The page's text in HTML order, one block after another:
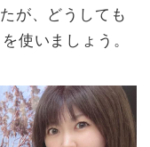
が、どうしても
使いましょう。